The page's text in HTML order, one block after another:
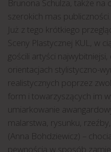
Brunona Schulza, także
szerokich mas publiczności.
Już z tego krótkiego
Sceny Plastycznej KUL, w
gościli artyści
orientacjach stylistyczno-
realistycznych poprzez
form i towarzyszących im
umiarkowanie
malarstwa, rysunku,
(Anna Bohdziewicz) –
pewnością w sposób